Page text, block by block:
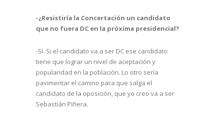
-¿Resistiría la Concertación un candidato
que no fuera DC en la próxima presidencial?
-Sí. Si el candidato va a ser DC ese candidato
tiene que lograr un nivel de aceptación y
popularidad en la población. Lo otro sería
pavimentar el camino para que salga el
candidato de la oposición, que yo creo va a ser
Sebastián Piñera.